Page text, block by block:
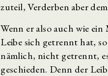
zuteil, Verderben aber
Wenn er also auch wie
Leibe sich getrennt hat,
nämlich, nicht getrennt,
geschieden. Denn der